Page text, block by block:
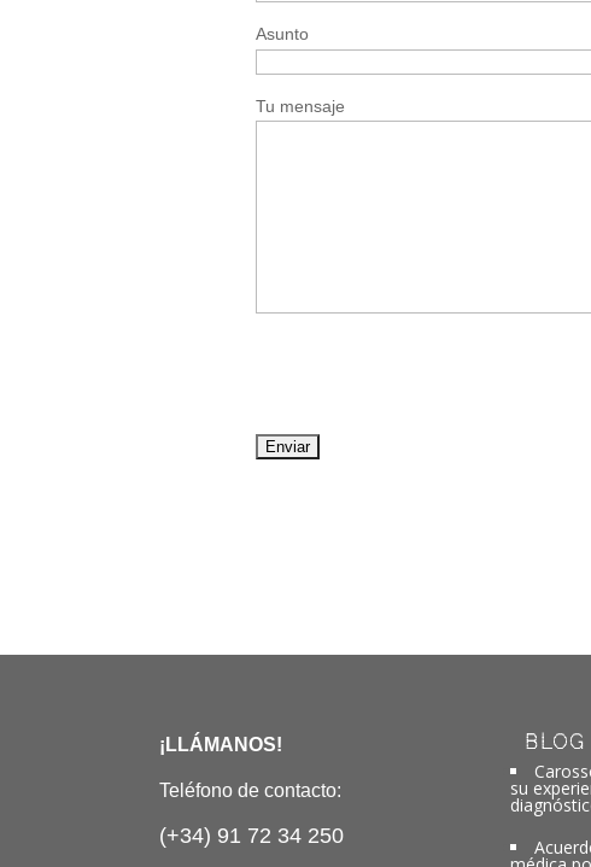
Asunto
Tu mensaje
¡LLÁMANOS!
Teléfono de contacto:
(+34) 91 72 34 250
BLOG
su